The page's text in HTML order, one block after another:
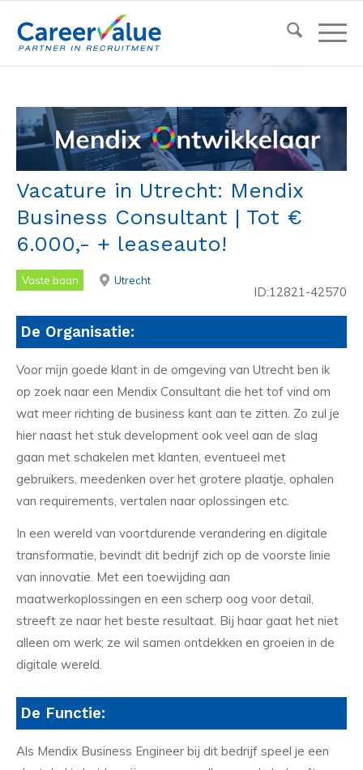
Vacature in Utrecht: Mendix
Business Consultant | Tot €
6.000,- + leaseauto!
Vaste baan Utrecht
ID:12821-42570
De Organisatie:
Voor mijn goede klant in de omgeving van Utrecht ben ik
op zoek naar een Mendix Consultant die het tof vind om
wat meer richting de business kant aan te zitten. Zo zul je
hier naast het stuk development ook veel aan de slag
gaan met schakelen met klanten, eventueel met
gebruikers, meedenken over het grotere plaatje, ophalen
van requirements, vertalen naar oplossingen etc.
In een wereld van voortdurende verandering en digitale
transformatie, bevindt dit bedrijf zich op de voorste linie
van innovatie. Met een toewijding aan
maatwerkoplossingen en een scherp oog voor detail,
streeft ze naar het beste resultaat. Bij haar gaat het niet
alleen om werk; ze wil samen ontdekken en groeien in de
digitale wereld.
De Functie:
Als Mendix Business Engineer bij dit bedrijf speel je een